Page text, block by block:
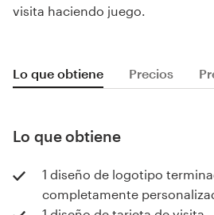
visita haciendo juego.
Lo que obtiene Precios
Lo que obtiene
1 diseño de logotipo
completamente